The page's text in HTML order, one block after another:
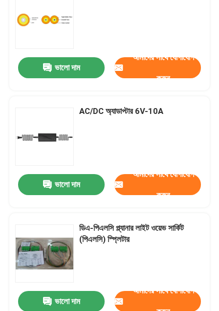
ভালো দাম
আমাদের সাথে যোগাযোগ
করুন
AC/DC অ্যাডাপ্টার 6V-10A
ভালো দাম
আমাদের সাথে যোগাযোগ
করুন
ডিএ-পিএলসি প্ল্যানার লাইট ওয়েভ সার্কিট
(পিএলসি) স্প্লিটার
ভালো দাম
আমাদের সাথে যোগাযোগ